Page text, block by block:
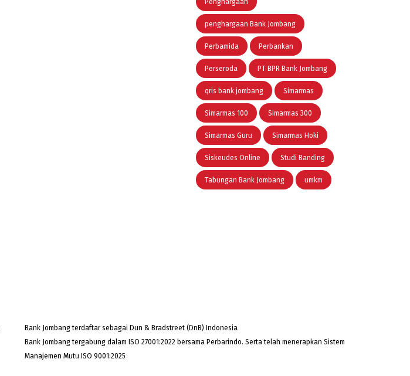
Penghargaan
penghargaan Bank Jombang
Perbamida Perbankan
Perseroda PT BPR Bank Jombang
qris bank jombang Simarmas
Simarmas 100 Simarmas 300
Simarmas Guru Simarmas Hoki
Siskeudes Online Studi Banding
Tabungan Bank Jombang umkm
Bank Jombang terdaftar sebagai Dun & Bradstreet (DnB) Indonesia
Bank Jombang tergabung dalam ISO 27001:2022 bersama Perbarindo. Serta telah menerapkan Sistem
Manajemen Mutu ISO 9001:2025